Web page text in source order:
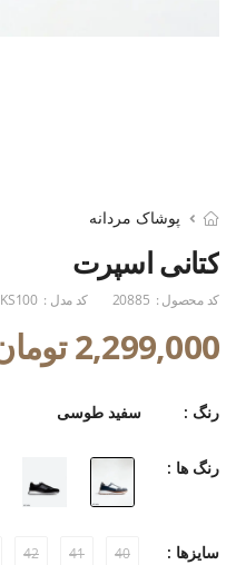
پوشاک مردانه
کتانی اسپرت
کد محصول : 20885 کد مدل : KS100
2,299,000 تومان
رنگ : سفید طوسی
رنگ ها :
سایزها : 40
41
42